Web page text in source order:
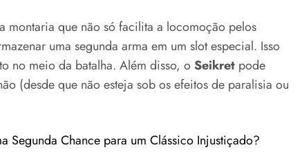
montaria que não só facilita a locomoção pelos
uma segunda arma em um slot especial. Isso
no meio da batalha. Além disso, oSeikret pode
(desde que não esteja sob os efeitos de paralisia ou
Segunda Chance para um Clássico Injustiçado?